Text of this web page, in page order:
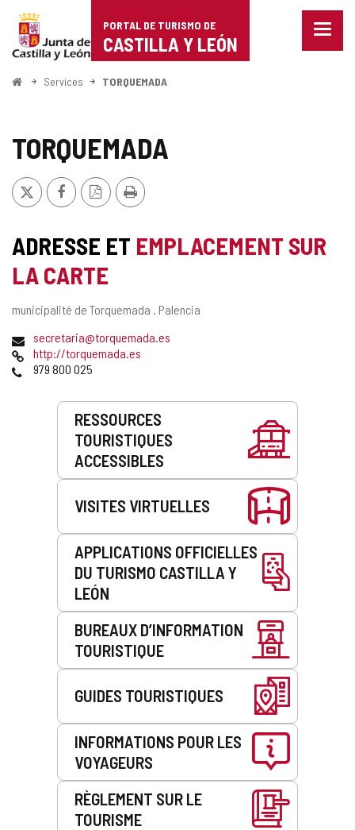
Portal
de
Turismo
Castilla
León
PORTAL DE TURISMO DE
CASTILLA Y LEÓN
Menu
<
Services TORQUEMADA
TORQUEMADA
X FacebookVersion
PDF
Imprimer
ADRESSE ET EMPLACEMENT SUR
LA CARTE
Adresse
municipalité de Torquemada . Palencia
Adresse
de
courrier
secretaria@torquemada.es
Page
Web
http://torquemada.es
Téléphones
979 800 025
Prestations
RESSOURCES
TOURISTIQUES
ACCESSIBLES
VISITES VIRTUELLES
APPLICATIONS OFFICIELLES
DU TURISMO CASTILLA Y
LEÓN
BUREAUX D’INFORMATION
TOURISTIQUE
GUIDES TOURISTIQUES
INFORMATIONS POUR LES
VOYAGEURS
RÈGLEMENT SUR LE
TOURISME